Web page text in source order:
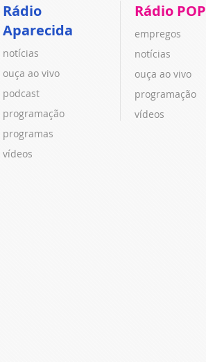
Rádio
Aparecida
notícias
ouça ao vivo
podcast
programação
programas
vídeos
Rádio POP
empregos
notícias
ouça ao vivo
programação
vídeos